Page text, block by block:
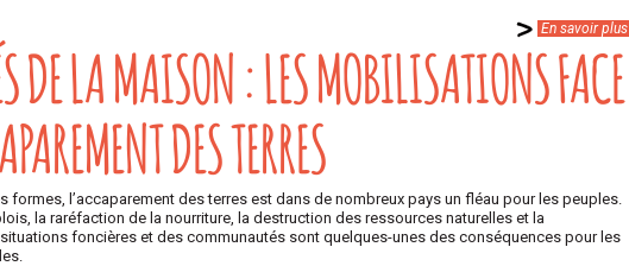
En savoir plus
DE LA MAISON : LES MOBILISATIONS FACE
DES TERRES
formes, l’accaparement des terres est dans de nombreux pays un fléau pour les peuples.
la raréfaction de la nourriture, la destruction des ressources naturelles et la
foncières et des communautés sont quelques-unes des conséquences pour les